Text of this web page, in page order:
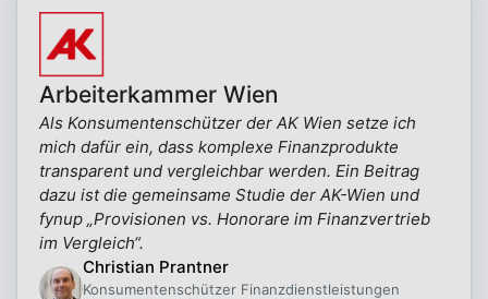
Arbeiterkammer Wien
Als Konsumentenschützer der AK Wien setze ich
mich dafür ein, dass komplexe Finanzprodukte
transparent und vergleichbar werden. Ein Beitrag
dazu ist die gemeinsame Studie der AK-Wien und
fynup „Provisionen vs. Honorare im Finanzvertrieb
im Vergleich“.
Christian Prantner
Konsumentenschützer Finanzdienstleistungen